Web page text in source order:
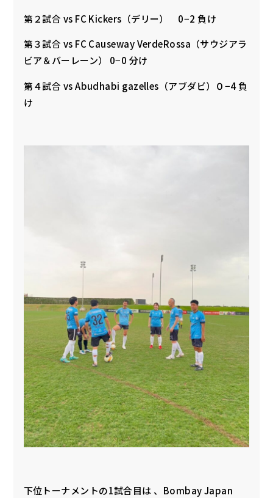
第２試合 vs FC Kickers（デリー） 0−2 負け
第３試合 vs FC Causeway VerdeRossa（サウジアラ
ビア＆バーレーン） 0−0 分け
第４試合 vs Abudhabi gazelles（アブダビ）０−4 負
け
下位トーナメントの1試合目は 、Bombay Japan